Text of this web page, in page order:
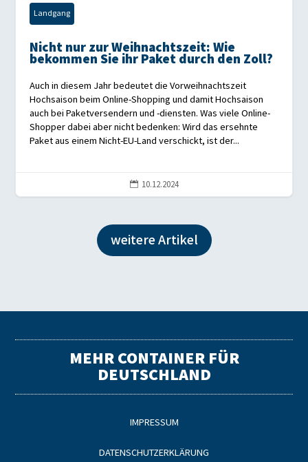
Landgang
Nicht nur zur Weihnachtszeit: Wie
bekommen Sie ihr Paket durch den Zoll?
Auch in diesem Jahr bedeutet die Vorweihnachtszeit
Hochsaison beim Online-Shopping und damit Hochsaison
auch bei Paketversendern und -diensten. Was viele Online-
Shopper dabei aber nicht bedenken: Wird das ersehnte
Paket aus einem Nicht-EU-Land verschickt, ist der...
 10.12.2024
weitere Artikel
MEHR CONTAINER FÜR
DEUTSCHLAND
IMPRESSUM
DATENSCHUTZERKLÄRUNG